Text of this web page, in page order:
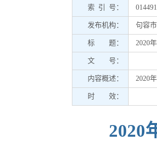
索 引 号：
发布机构： 句容
标 题： 2020
文 号：
内容概述： 2020
时 效：
2020